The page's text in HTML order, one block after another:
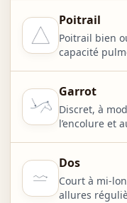
Poitrail
Poitrail bien
capacité
Garrot
Discret, à
l’encolure et
Dos
Court à mi-
allures